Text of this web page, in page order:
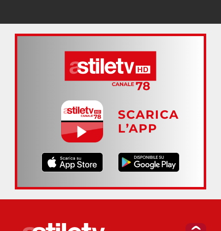
SCARICA
L’APP